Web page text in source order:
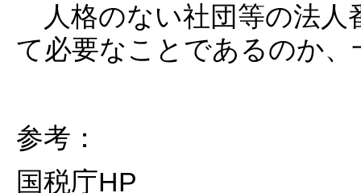
人格のない社団等の法人
て必要なことであるのか
参考：
国税庁HP